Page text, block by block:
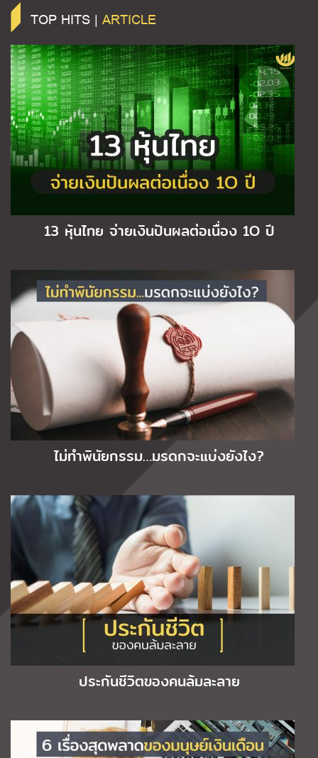
TOP HITS | ARTICLE
13 หุ้นไทย จ่ายเงินปันผลต่อเนื่อง 1O ปี
ไม่ทำพินัยกรรม…มรดกจะแบ่งยังไง?
ประกันชีวิตของคนล้มละลาย